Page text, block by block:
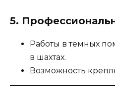
5.
Работы в темных
в шахтах.
Возможность